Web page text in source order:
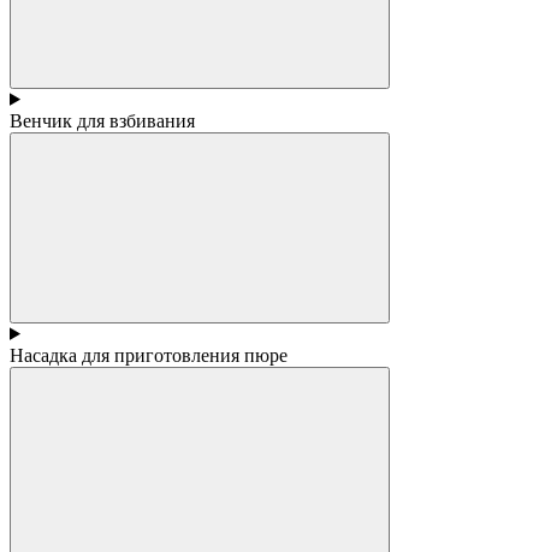
Венчик для взбивания
Насадка для приготовления пюре